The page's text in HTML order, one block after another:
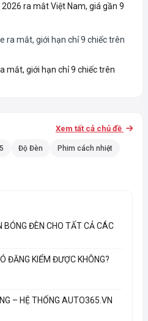
ra mắt Việt Nam, giá gần 9
mắt, giới hạn chỉ 9 chiếc trên
Xem tất cả chủ đề
Độ Đèn Phim cách nhiệt
BÓNG ĐÈN CHO TẤT CẢ CÁC
ĐĂNG KIỂM ĐƯỢC KHÔNG?
– HỆ THỐNG AUTO365.VN